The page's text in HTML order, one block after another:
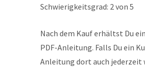
Schwierigkeitsgrad: 2 von 5
Nach dem Kauf erhältst Du
PDF-Anleitung. Falls Du ein
Anleitung dort auch jederzeit